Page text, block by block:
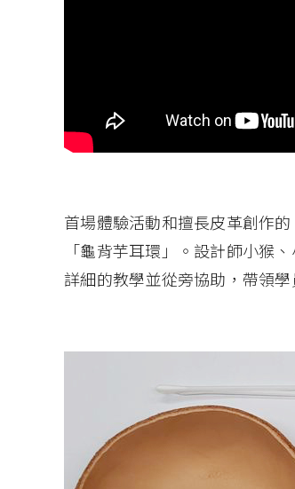
首場體驗活動和擅長皮革創作的
「龜背芋耳環」。設計師小猴
詳細的教學並從旁協助，帶領